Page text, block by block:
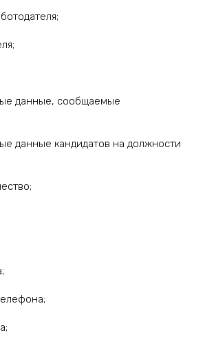
данные, сообщаемые
данные кандидатов на должности